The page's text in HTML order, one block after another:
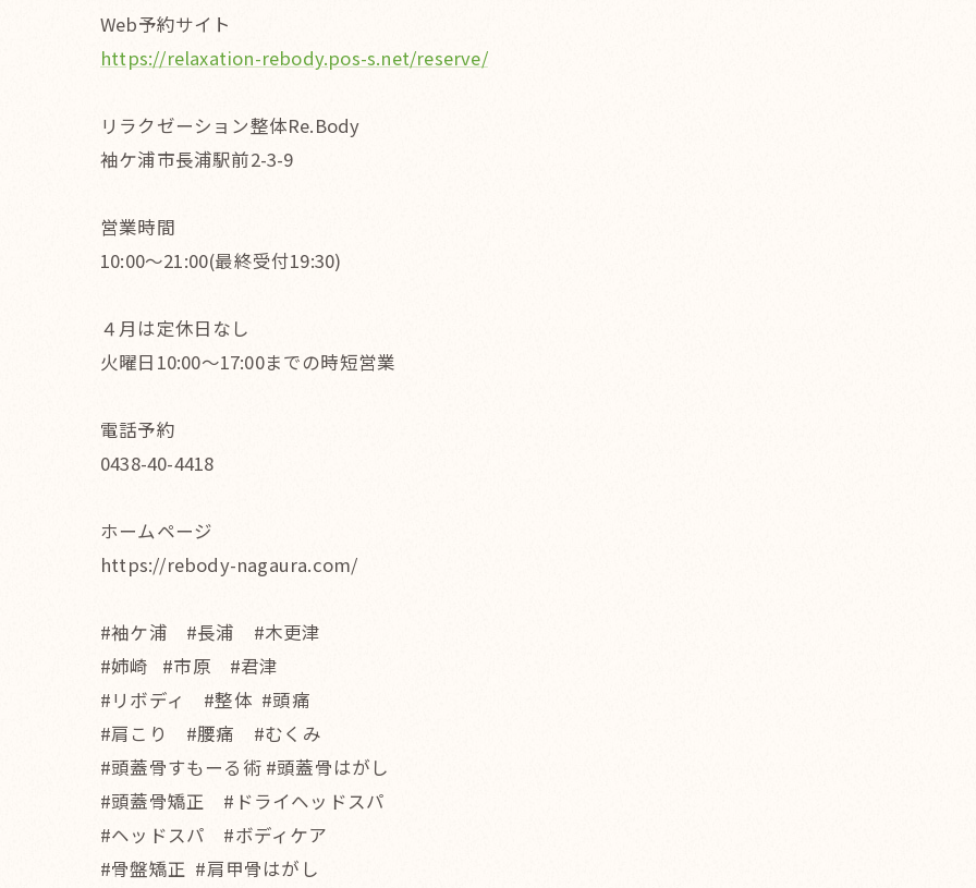
Web予約サイト
https://relaxation-rebody.pos-s.net/reserve/
リラクゼーション整体Re.Body
袖ケ浦市長浦駅前2-3-9
営業時間
10:00〜21:00(最終受付19:30)
４月は定休日なし
火曜日10:00〜17:00までの時短営業
電話予約
0438-40-4418
ホームページ
https://rebody-nagaura.com/
#袖ケ浦 #長浦 #木更津
#姉崎 #市原 #君津
#リボディ #整体 #頭痛
#肩こり #腰痛 #むくみ
#頭蓋骨すもーる術 #頭蓋骨はがし
#頭蓋骨矯正 #ドライヘッドスパ
#ヘッドスパ #ボディケア
#骨盤矯正 #肩甲骨はがし